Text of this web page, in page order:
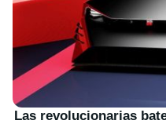
Las revolucionarias